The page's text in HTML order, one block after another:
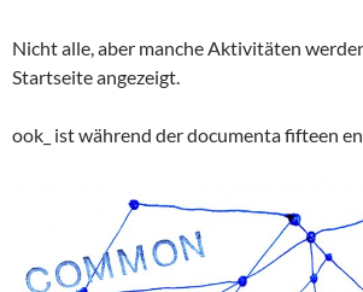
Nicht alle, aber manche Aktivitäten
Startseite angezeigt.
ook_ ist während der documenta fifteen